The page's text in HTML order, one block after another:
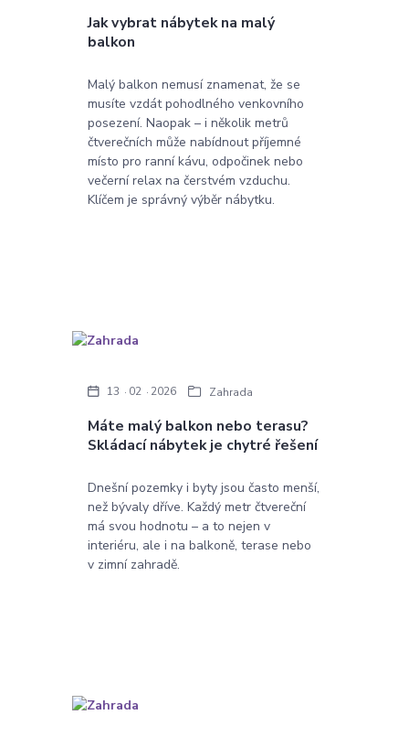
Jak vybrat nábytek na malý
balkon
Malý balkon nemusí znamenat, že se
musíte vzdát pohodlného venkovního
posezení. Naopak – i několik metrů
čtverečních může nabídnout příjemné
místo pro ranní kávu, odpočinek nebo
večerní relax na čerstvém vzduchu.
Klíčem je správný výběr nábytku.
Máte malý balkon nebo terasu?
Skládací nábytek je chytré řešení
13 02 2026 Zahrada
Dnešní pozemky i byty jsou často menší,
než bývaly dříve. Každý metr čtvereční
má svou hodnotu – a to nejen v
interiéru, ale i na balkoně, terase nebo
v zimní zahradě.